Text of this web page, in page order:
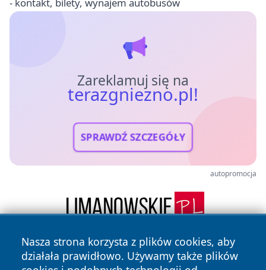
Zareklamuj się na
terazgniezno.pl!
SPRAWDŹ SZCZEGÓŁY
autopromocja
Nasza strona korzysta z plików cookies, aby
działała prawidłowo. Używamy także plików